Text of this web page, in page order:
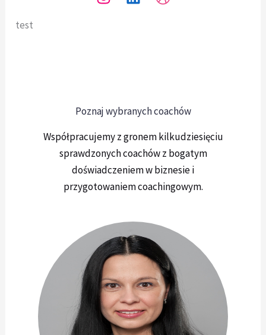
test
Poznaj wybranych coachów
Współpracujemy z gronem kilkudziesięciu
sprawdzonych coachów z bogatym
doświadczeniem w biznesie i
przygotowaniem coachingowym.